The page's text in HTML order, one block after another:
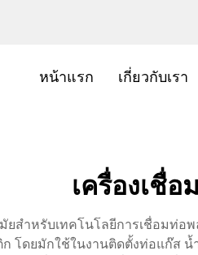
หน้าแรก เกี่ยวกับเรา
เครื่องเชื่
สำหรับเทคโนโลยีการเชื่อมท่
โดยมักใช้ในงานติดตั้งท่อแก๊ส